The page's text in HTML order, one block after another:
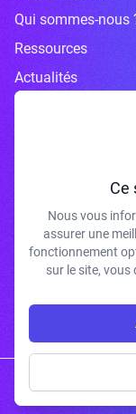
Qui sommes-nous
Ressources
Actualités
J'accepte de
votre
Copyright ©
Ce
Nous vous
assurer une
fonctionnement
sur le site, vous